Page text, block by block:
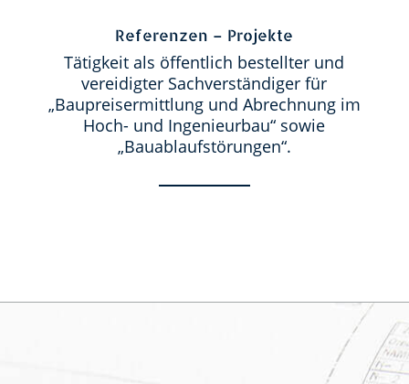
Referenzen – Projekte
Tätigkeit als öffentlich bestellter und
vereidigter Sachverständiger für
„Baupreisermittlung und Abrechnung im
Hoch- und Ingenieurbau“ sowie
„Bauablaufstörungen“.